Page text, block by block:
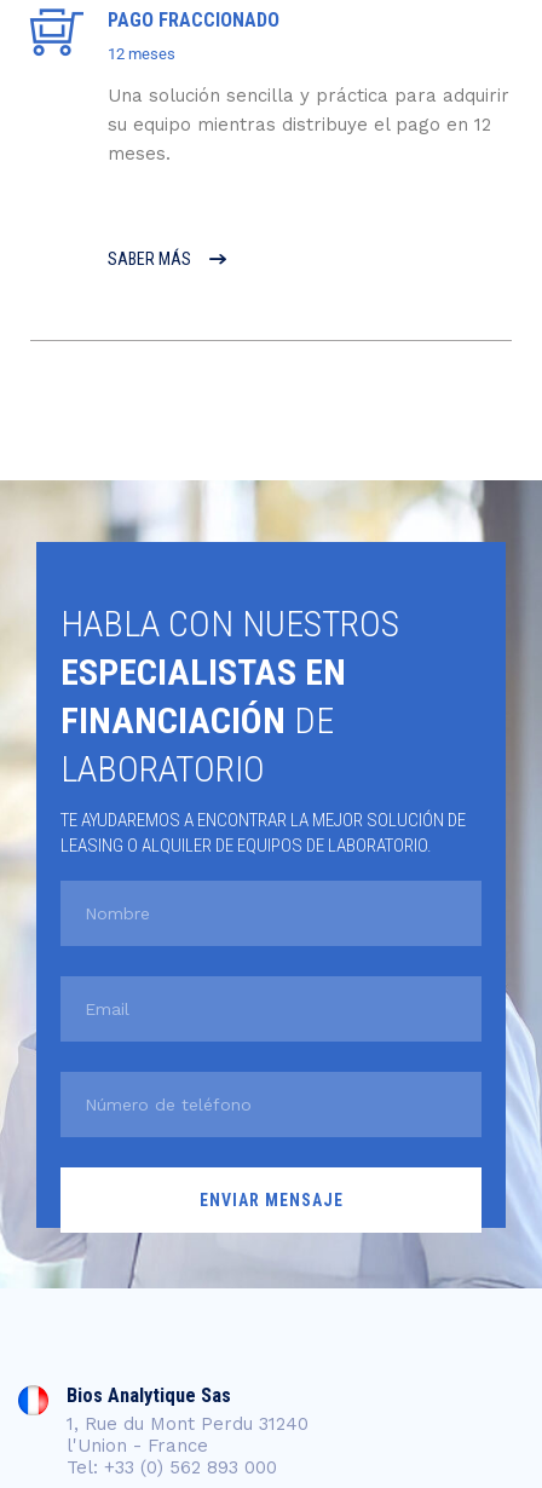
PAGO FRACCIONADO
12 meses
Una solución sencilla y práctica para adquirir
su equipo mientras distribuye el pago en 12
meses.
SABER MÁS
HABLA CON NUESTROS
ESPECIALISTAS EN
FINANCIACIÓN DE
LABORATORIO
TE AYUDAREMOS A ENCONTRAR LA MEJOR SOLUCIÓN DE
LEASING O ALQUILER DE EQUIPOS DE LABORATORIO.
Bios Analytique Sas
1, Rue du Mont Perdu 31240
l'Union - France
Tel: +33 (0) 562 893 000